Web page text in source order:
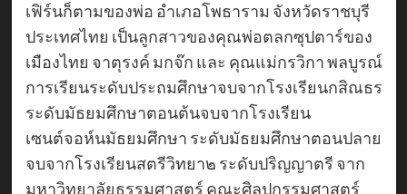
เฟิร์นก็ตามของพ่อ อำเภอโพธาราม จังหวัดราชบุรี
ประเทศไทย เป็นลูกสาวของคุณพ่อตลกซุปตาร์ของ
เมืองไทย จาตุรงค์ มกจ๊ก และ คุณแม่กรวิกา พลบูรณ์
การเรียนระดับประถมศึกษาจบจากโรงเรียนกสิณธร
ระดับมัธยมศึกษาตอนต้นจบจากโรงเรียน
เซนต์จอห์นมัธยมศึกษา ระดับมัธยมศึกษาตอนปลาย
จบจากโรงเรียนสตรีวิทยา๒ ระดับปริญญาตรี จาก
มหาวิทยาลัยธรรมศาสตร์ คณะศิลปกรรมศาสตร์